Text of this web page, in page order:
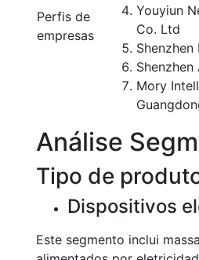
Perfis de
empresas
Youyiun
Co. Ltd
Mory
Análise
Tipo de
Dispositivos
Este segmento inclui